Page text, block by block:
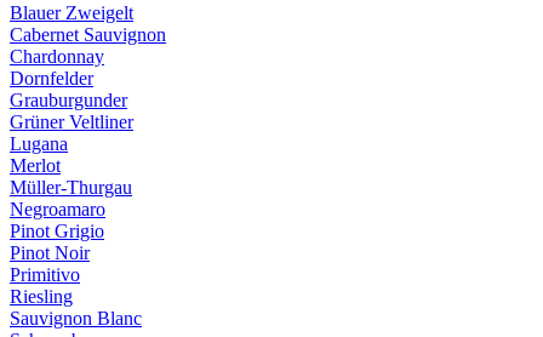
Blauer Zweigelt
Cabernet Sauvignon
Chardonnay
Dornfelder
Grauburgunder
Grüner Veltliner
Lugana
Merlot
Müller-Thurgau
Negroamaro
Pinot Grigio
Pinot Noir
Primitivo
Riesling
Sauvignon Blanc